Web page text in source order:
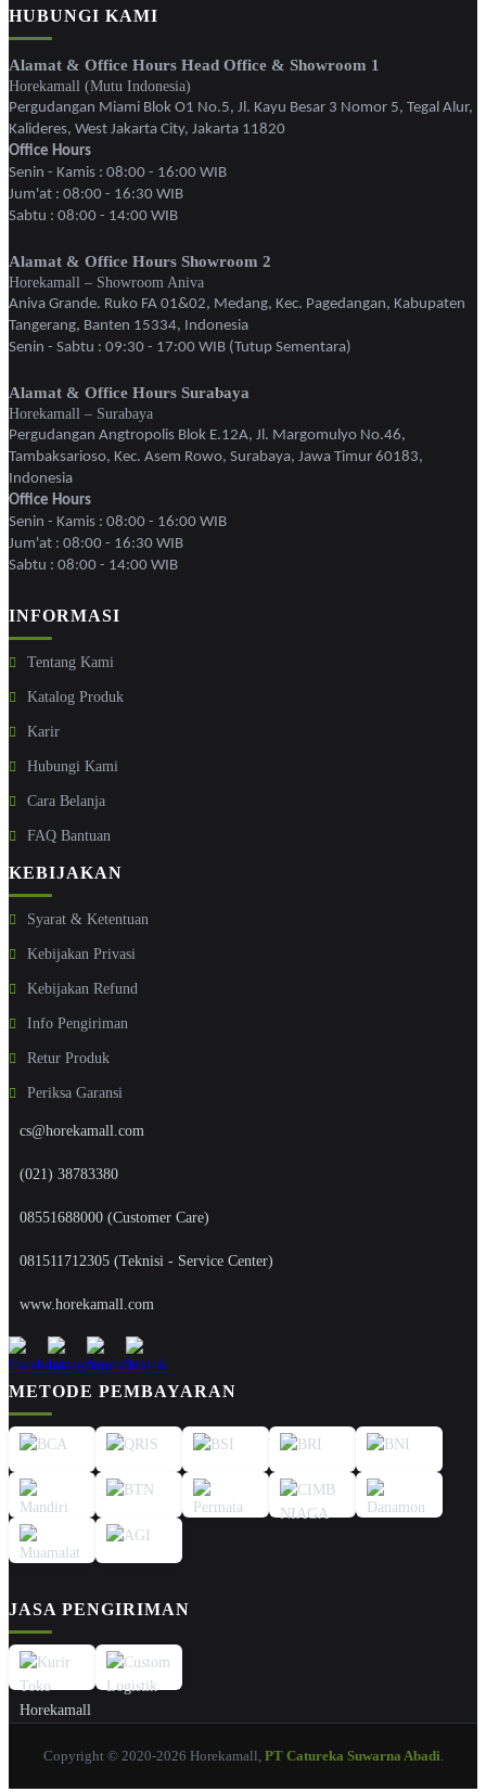
HUBUNGI KAMI
Alamat & Office Hours Head Office & Showroom 1
Horekamall (Mutu Indonesia)
Pergudangan Miami Blok O1 No.5, Jl. Kayu Besar 3 Nomor 5, Tegal Alur,
Kalideres, West Jakarta City, Jakarta 11820
Office Hours
Senin - Kamis : 08:00 - 16:00 WIB
Jum'at : 08:00 - 16:30 WIB
Sabtu : 08:00 - 14:00 WIB
Alamat & Office Hours Showroom 2
Horekamall – Showroom Aniva
Aniva Grande. Ruko FA 01&02, Medang, Kec. Pagedangan, Kabupaten
Tangerang, Banten 15334, Indonesia
Senin - Sabtu : 09:30 - 17:00 WIB (Tutup Sementara)
Alamat & Office Hours Surabaya
Horekamall – Surabaya
Pergudangan Angtropolis Blok E.12A, Jl. Margomulyo No.46,
Tambaksarioso, Kec. Asem Rowo, Surabaya, Jawa Timur 60183,
Indonesia
Office Hours
Senin - Kamis : 08:00 - 16:00 WIB
Jum'at : 08:00 - 16:30 WIB
Sabtu : 08:00 - 14:00 WIB
INFORMASI
Tentang Kami
Katalog Produk
Karir
Hubungi Kami
Cara Belanja
FAQ Bantuan
KEBIJAKAN
Syarat & Ketentuan
Kebijakan Privasi
Kebijakan Refund
Info Pengiriman
Retur Produk
Periksa Garansi
cs@horekamall.com
(021) 38783380
08551688000 (Customer Care)
081511712305 (Teknisi - Service Center)
www.horekamall.com
METODE PEMBAYARAN
JASA PENGIRIMAN
Copyright © 2020-2026 Horekamall, PT Catureka Suwarna Abadi.